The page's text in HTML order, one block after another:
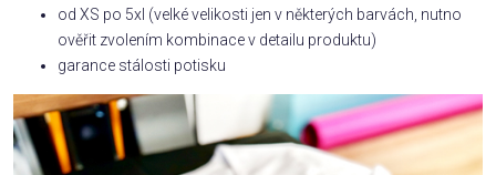
od XS po 5xl (velké velikosti jen v některých barvách, nutno
ověřit zvolením kombinace v detailu produktu)
garance stálosti potisku